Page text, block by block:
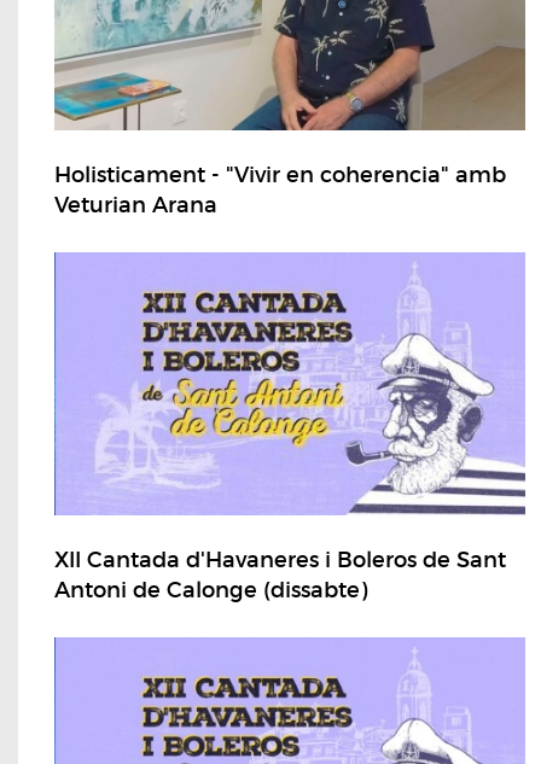
Holisticament - "Vivir en coherencia" amb
Veturian Arana
XII Cantada d'Havaneres i Boleros de Sant
Antoni de Calonge (dissabte)